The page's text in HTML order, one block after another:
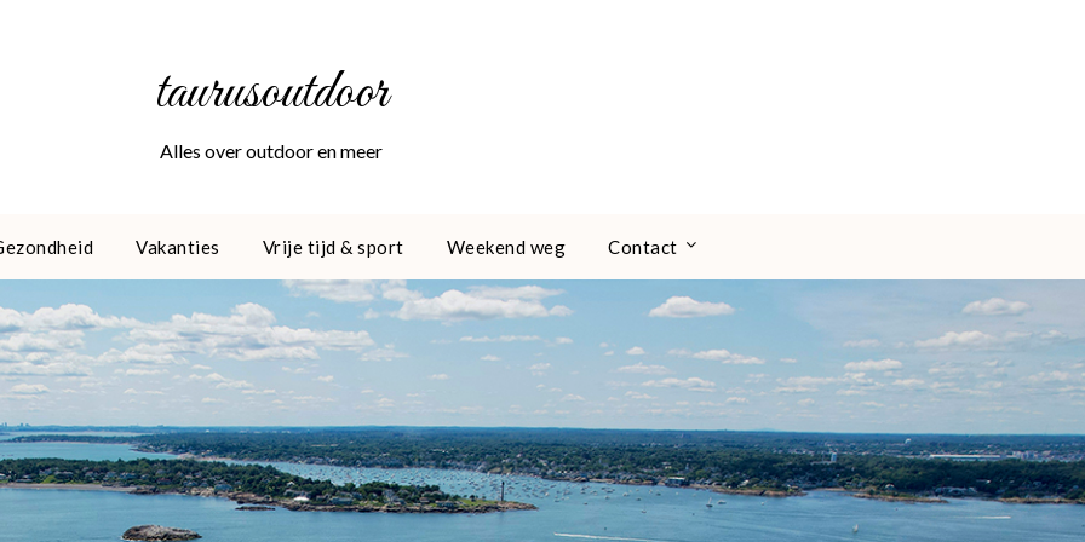
taurusoutdoor
Alles over outdoor en meer
Vakanties Vrije tijd & sport Weekend weg Contact